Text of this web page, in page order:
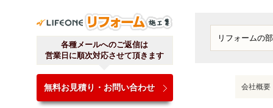
各種メールへのご返信は
営業日に順次対応させて頂きます
無料お見積り・お問い合わせ 会社概要